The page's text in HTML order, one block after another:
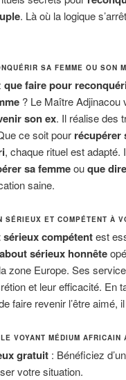
. Là où la logique
SA FEMME OU SON
que faire pour
? Le Maître Adjinacou
son ex. Il réalise des
ce soit pour récupérer
, chaque rituel est
sa femmeouque
saine.
SÉRIEUX ET COMPÉTENT À
sérieux compétentest
sérieux honnête
zone Europe. Ses
et leur efficacité. En
faire revenir l’être aimé,
VOYANT MÉDIUM AFRICAIN
gratuit: Bénéficiez
votre situation.